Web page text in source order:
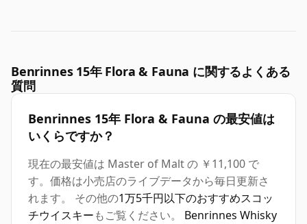
Benrinnes 15年 Flora & Fauna に関するよくある
質問
Benrinnes 15年 Flora & Fauna の最安値は
いくらですか？
現在の最安値は Master of Malt の ￥11,100 で
す。価格は小売店のライブデータから毎日更新さ
れます。 その他の1万5千円以下のおすすめスコッ
チウイスキーもご覧ください。 Benrinnes Whisky